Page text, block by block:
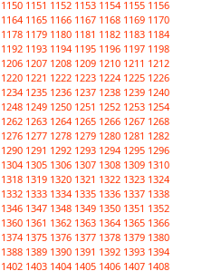
1150 1151 1152 1153 1154 1155 1156
1164 1165 1166 1167 1168 1169 1170
1178 1179 1180 1181 1182 1183 1184
1192 1193 1194 1195 1196 1197 1198
1206 1207 1208 1209 1210 1211 1212
1220 1221 1222 1223 1224 1225 1226
1234 1235 1236 1237 1238 1239 1240
1248 1249 1250 1251 1252 1253 1254
1262 1263 1264 1265 1266 1267 1268
1276 1277 1278 1279 1280 1281 1282
1290 1291 1292 1293 1294 1295 1296
1304 1305 1306 1307 1308 1309 1310
1318 1319 1320 1321 1322 1323 1324
1332 1333 1334 1335 1336 1337 1338
1346 1347 1348 1349 1350 1351 1352
1360 1361 1362 1363 1364 1365 1366
1374 1375 1376 1377 1378 1379 1380
1388 1389 1390 1391 1392 1393 1394
1402 1403 1404 1405 1406 1407 1408